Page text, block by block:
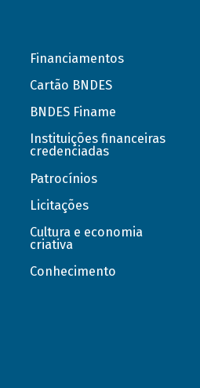
Financiamentos
Cartão BNDES
BNDES Finame
Instituições financeiras
credenciadas
Patrocínios
Licitações
Cultura e economia
criativa
Conhecimento